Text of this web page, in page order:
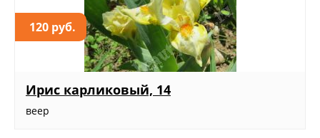
120 руб.
Ирис карликовый, 14
веер